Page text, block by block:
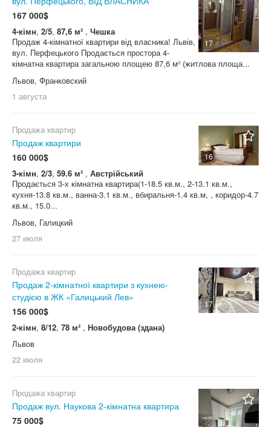
17
167 000$
4-кімн, 2/5, 87,6 м² , Чешка
Продаж 4-кімнатної квартири від власника! Львів,
вул. Перфецького Продається простора 4-
кімнатна квартира загальною площею 87,6 м² (житлова площа...
Львов, Франковский
1 августа
16
Продажа квартир
Продаж квартири
160 000$
3-кімн, 2/3, 59.6 м² , Австрійський
Продається 3-х кімнатна квартира(1-18.5 кв.м., 2-13.1 кв.м.,
кухня-13.8 кв.м., ванна-3.1 кв.м., вбиральня-1.4 кв.м, , коридор-4.7
кв.м., 15.0...
Львов, Галицкий
27 июля
17
Продажа квартир
Продаж 2-кімнатної квартири з кухнею-
студією в ЖК «Галицький Лев»
156 000$
2-кімн, 8/12, 78 м² , Новобудова (здана)
Львов
22 июля
Продажа квартир
Продаж вул. Наукова 2-кімнатна квартира
75 000$